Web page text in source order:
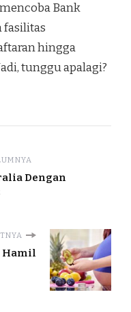
Bank
fasilitas
hingga
tunggu apalagi?
Dengan
Hamil